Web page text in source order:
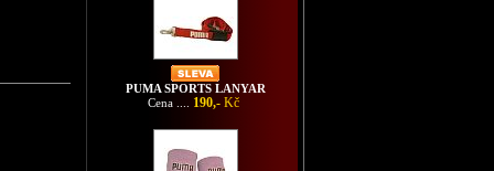
PUMA SPORTS LANYAR
Cena .... 190,- Kč